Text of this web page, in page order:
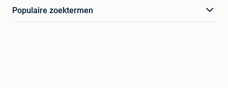
Populaire zoektermen